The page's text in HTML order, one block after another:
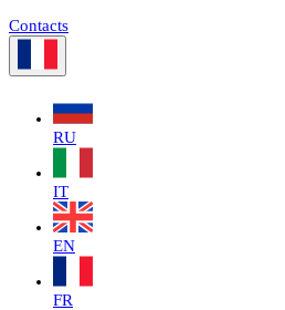
Contacts
RU
IT
EN
FR